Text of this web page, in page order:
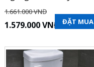
1.661.000 VNĐ
1.579.000 VNĐ ĐẶT MUA